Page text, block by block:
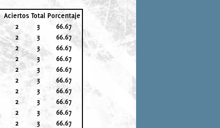
Aciertos Total Porcentaje
2 3
66.67
2 3
66.67
2 3
66.67
2 3
66.67
2 3
66.67
2 3
66.67
2 3
66.67
2 3
66.67
2 3
66.67
2 3
66.67